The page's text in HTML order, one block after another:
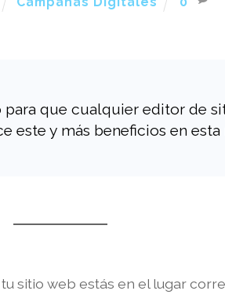
que cualquier editor de
este y más beneficios en esta
sitio web estás en el lugar